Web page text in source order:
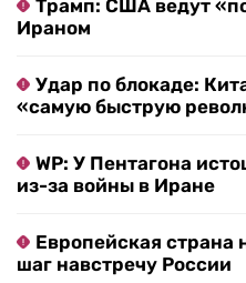
Трамп: США ведут
Ираном
Удар по блокаде:
«самую быструю
WP: У Пентагона
из-за войны в Иране
Европейская страна
шаг навстречу России